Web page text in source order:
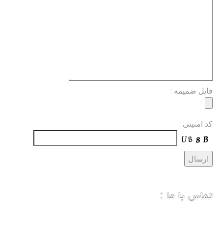
فایل ضمیمه :
کد امنیتی :
تماس با ما :